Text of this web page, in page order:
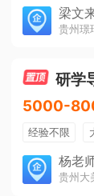
免费培训梁文
研学
5000-
经验不限
年终奖
公
环境好
双
杨老